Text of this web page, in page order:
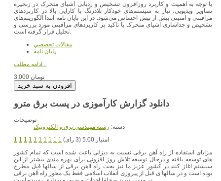
با توجه به اهمیت و کاربرد روزافزون تشخیص و ردیابی اشیای متحرک در زنجیره
تصاویر ویدیویی، نیاز به سیستم‌های خودکار بلادرنگ با کارایی بالا در کاربردهای
مراقبتی و امنیتی بیش‌ از پیش احساس می‌شود. در این پایان نامه ابتدا الگوریتم‌های
تشخیص و جداسازی اشیای متحرک با تاکید بر کاربردهای مراقبتی مورد بررسی و
تحلیل قرار گرفته‌ است.
مقالات تخصصي
پایان نامه
ادامه مطلب...
3,000 تومان
دانلود گزارش کارآموزی در پست برق مترو
توضیحات
دسته: رشته مهندسي برق و الکترونيک
1 1 1 1 1 1 1 1 1 1
امتیاز 5.00 (3 رای)
مزایای استفاده از راه آهن برقی نسبت به دیزلی باعث شده است که تمام کشور
های توسعه یافته و درحال توسعه تلاش روز افزونی برای بهره مندی بیشتر از این
سیستم اغاز کنند.در کشور عزیز ما نیز بحث راه آاهن برقی از سالها قبل مطرح
بوده است و در سالها ی قبل از پیروزی انقلاب اسلامی فقط یک محور راه آاهن برقی